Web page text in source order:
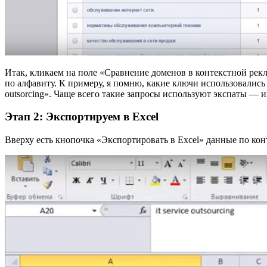
Итак, кликаем на поле «Сравнение доменов в контекстной
по алфавиту. К примеру, я помню, какие ключи
outsorcing». Чаще всего такие запросы используют экспаты —
Этап 2: Экспортируем в Excel
Вверху есть кнопочка «Экспортировать в Excel» данные по